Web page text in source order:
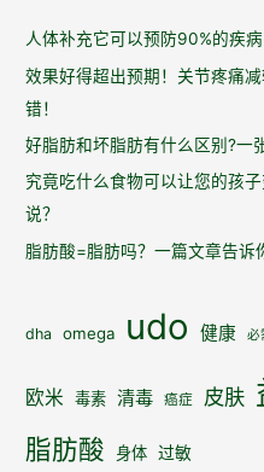
天
吃
什
人体补充它可以预防90%的疾
效果好得超出预期！关节疼痛
错！
好脂肪和坏脂肪有什么区别?一
究竟吃什么食物可以让您的孩
说？
脂肪酸=脂肪吗？一篇文章告诉
dha omega udo 健康 必
欧米 毒素 清毒 癌症 皮肤
脂肪酸 身体 过敏